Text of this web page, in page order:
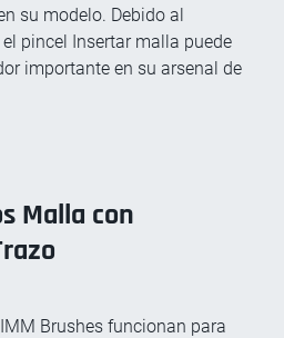
su modelo. Debido al
pincel Insertar malla puede
importante en su arsenal de
Malla con
Brushes funcionan para